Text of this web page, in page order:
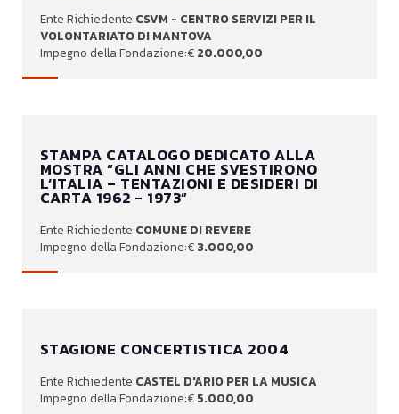
CSVM - CENTRO SERVIZI PER IL
VOLONTARIATO DI MANTOVA
20.000,00
STAMPA CATALOGO DEDICATO ALLA
MOSTRA “GLI ANNI CHE SVESTIRONO
L’ITALIA – TENTAZIONI E DESIDERI DI
CARTA 1962 - 1973”
COMUNE DI REVERE
3.000,00
STAGIONE CONCERTISTICA 2004
CASTEL D'ARIO PER LA MUSICA
5.000,00